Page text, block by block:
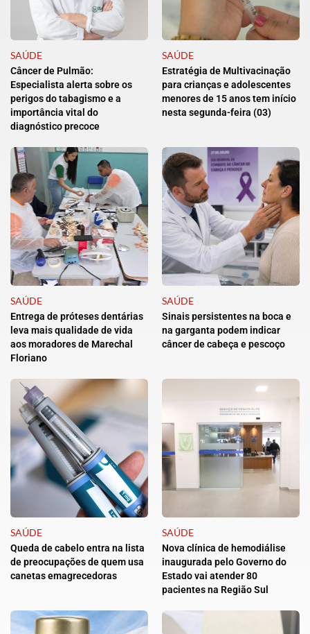
SAÚDE
Câncer de Pulmão:
Especialista alerta sobre os
perigos do tabagismo e a
importância vital do
diagnóstico precoce
SAÚDE
Estratégia de Multivacinação
para crianças e adolescentes
menores de 15 anos tem início
nesta segunda-feira (03)
SAÚDE
Entrega de próteses dentárias
leva mais qualidade de vida
aos moradores de Marechal
Floriano
SAÚDE
Sinais persistentes na boca e
na garganta podem indicar
câncer de cabeça e pescoço
SAÚDE
Queda de cabelo entra na lista
de preocupações de quem usa
canetas emagrecedoras
SAÚDE
Nova clínica de hemodiálise
inaugurada pelo Governo do
Estado vai atender 80
pacientes na Região Sul